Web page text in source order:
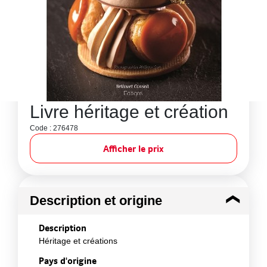
Livre héritage et création
Code : 276478
Afficher le prix
Description et origine
Description
Héritage et créations
Pays d'origine